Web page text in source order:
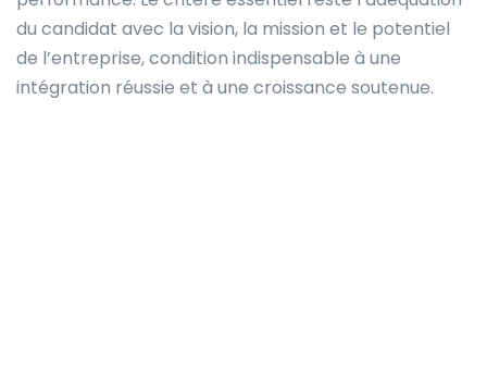
du candidat avec la vision, la mission et le potentiel
de l’entreprise, condition indispensable à une
intégration réussie et à une croissance soutenue.